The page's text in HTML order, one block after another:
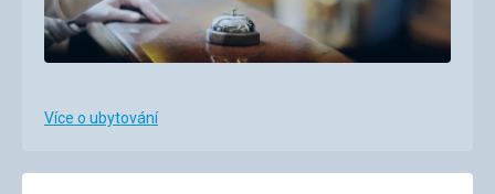
Více o ubytování